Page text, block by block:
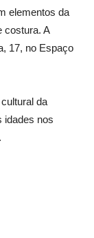
elementos da
costura. A
17, no Espaço
da
idades nos